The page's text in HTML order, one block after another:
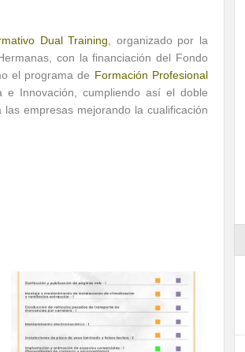
Dual Training , organizado por la
con la financiación del Fondo
el programa de Formación Profesional
e Innovación, cumpliendo así el doble
empresas mejorando la cualificación